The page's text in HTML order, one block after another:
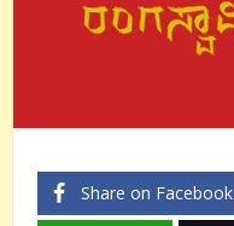
Share on Facebook